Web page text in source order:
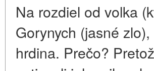
Na rozdiel od volka
Gorynych (jasné
hrdina. Prečo?